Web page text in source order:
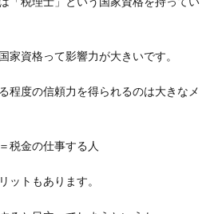
家資格って影響力が大きいです。
程度の信頼力を得られるのは大きなメ
税金の仕事する人
ットもあります。